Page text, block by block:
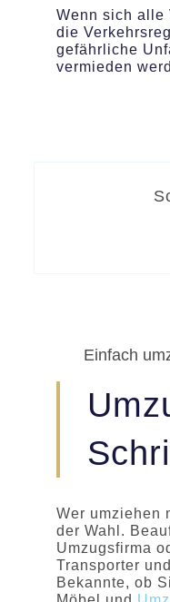
Wenn sich alle
die
gefährliche
vermieden
Einfach
Wer umziehen
der Wahl.
Umzugsfirma
Transporter
Bekannte, ob